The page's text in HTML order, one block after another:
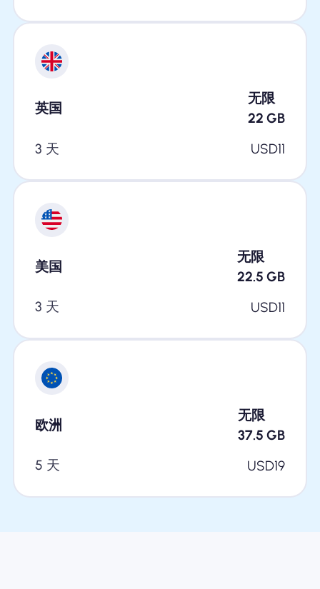
英国
无限
22 GB
3 天
USD11
美国
无限
22.5 GB
3 天
USD11
欧洲
无限
37.5 GB
5 天
USD19